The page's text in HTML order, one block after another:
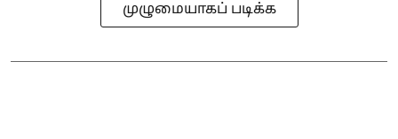
முழுமையாகப் படிக்க